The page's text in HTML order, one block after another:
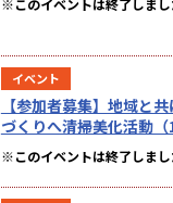
※このイベントは終了しまし
イベント
【参加者募集】地域と
づくりへ清掃美化活動（
※このイベントは終了しまし